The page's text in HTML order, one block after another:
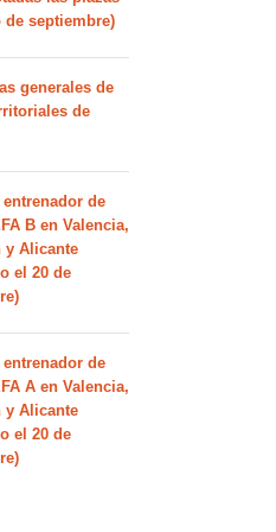
septiembre)
generales de
de
de
B en Valencia,
y Alicante
el 20 de
de
A en Valencia,
y Alicante
el 20 de